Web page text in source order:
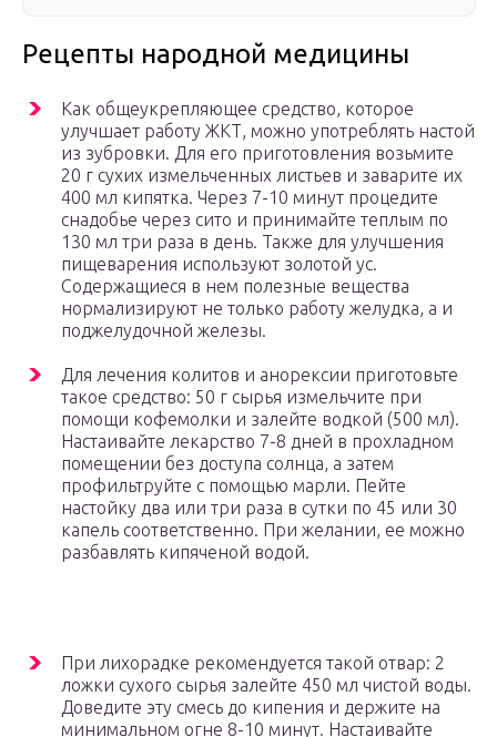
Рецепты народной медицины
Как общеукрепляющее средство, которое
улучшает работу ЖКТ, можно употреблять настой
из зубровки. Для его приготовления возьмите
20 г сухих измельченных листьев и заварите их
400 мл кипятка. Через 7-10 минут процедите
снадобье через сито и принимайте теплым по
130 мл три раза в день. Также для улучшения
пищеварения используют золотой ус.
Содержащиеся в нем полезные вещества
нормализируют не только работу желудка, а и
поджелудочной железы.
Для лечения колитов и анорексии приготовьте
такое средство: 50 г сырья измельчите при
помощи кофемолки и залейте водкой (500 мл).
Настаивайте лекарство 7-8 дней в прохладном
помещении без доступа солнца, а затем
профильтруйте с помощью марли. Пейте
настойку два или три раза в сутки по 45 или 30
капель соответственно. При желании, ее можно
разбавлять кипяченой водой.
При лихорадке рекомендуется такой отвар: 2
ложки сухого сырья залейте 450 мл чистой воды.
Доведите эту смесь до кипения и держите на
минимальном огне 8-10 минут. Настаивайте